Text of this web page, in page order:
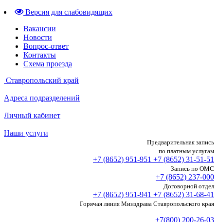
Версия для слабовидящих
Вакансии
Новости
Вопрос-ответ
Контакты
Схема проезда
Ставропольский край
Адреса подразделений
Личный кабинет
Наши услуги
Предварительная запись
по платным услугам
+7 (8652) 951-951 +7 (8652) 31-51-51
Запись по ОМС
+7 (8652) 237-000
Договорной отдел
+7 (8652) 951-941 +7 (8652) 31-68-41
Горячая линия Минздрава Ставропольского края
+7(800) 200-26-03